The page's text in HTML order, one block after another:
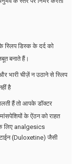
स्लिप डिस्क के दर्द को
बनाते हैं।
भारी चीज़ें न उठाने से स्लिप
है
हैं तो आपके डॉक्टर
के ऐंठन को राहत
लिए analgesics
(Duloxetine) जैसी